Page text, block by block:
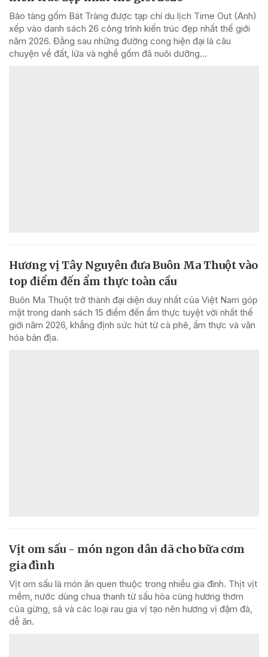
Bảo tàng gốm Bát Tràng được tạp chí du lịch Time Out (Anh)
xếp vào danh sách 26 công trình kiến trúc đẹp nhất thế giới
năm 2026. Đằng sau những đường cong hiện đại là câu
chuyện về đất, lửa và nghề gốm đã nuôi dưỡng...
Hương vị Tây Nguyên đưa Buôn Ma Thuột vào
top điểm đến ẩm thực toàn cầu
Buôn Ma Thuột trở thành đại diện duy nhất của Việt Nam góp
mặt trong danh sách 15 điểm đến ẩm thực tuyệt vời nhất thế
giới năm 2026, khẳng định sức hút từ cà phê, ẩm thực và văn
hóa bản địa.
Vịt om sấu - món ngon dân dã cho bữa cơm
gia đình
Vịt om sấu là món ăn quen thuộc trong nhiều gia đình. Thịt vịt
mềm, nước dùng chua thanh từ sấu hòa cùng hương thơm
của gừng, sả và các loại rau gia vị tạo nên hương vị đậm đà,
dễ ăn.